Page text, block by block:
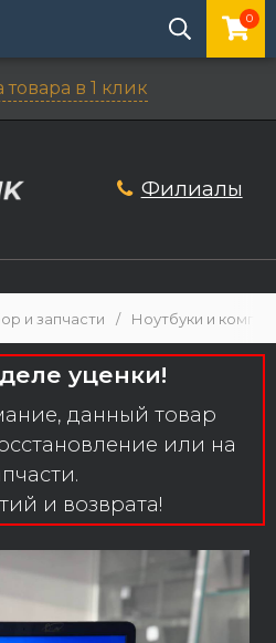
0
в 1 клик
Филиалы
и запчасти / Ноутбуки и
уценки!
данный товар
или на
и возврата!